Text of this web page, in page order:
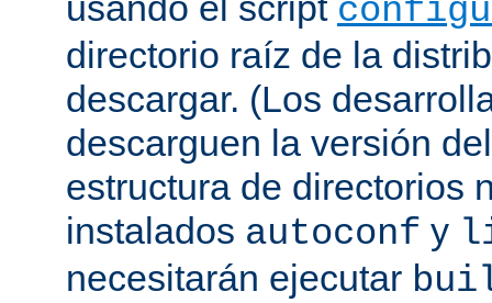
directorio raíz de la
descargar. (Los
descarguen la versión
estructura de directorios
instalados autoconf y
necesitarán ejecutar